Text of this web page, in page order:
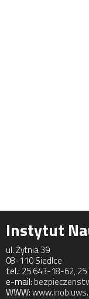
Instytut
ul. Żytnia 39
08-110 Siedlce
tel.: 25 643-18-62,
e-mail:
WWW: